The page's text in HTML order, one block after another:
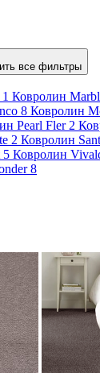
все фильтры
1 Ковролин
8 Ковролин
Pearl Fler 2
2 Ковролин
5 Ковролин
8